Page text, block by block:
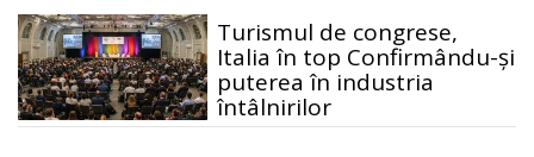
Turismul de congrese,
Italia în top Confirmându-și
puterea în industria
întâlnirilor